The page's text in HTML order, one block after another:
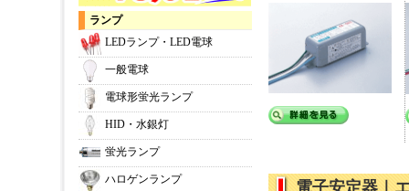
ランプ
LEDランプ・LED電球
一般電球
電球形蛍光ランプ
HID・水銀灯
蛍光ランプ
ハロゲンランプ 電子安定器｜